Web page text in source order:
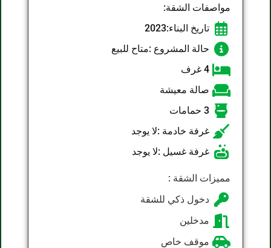
مواصفات الشقة:
تاريخ البناء:2023
حالة المشروع :متاح للبيع
4 غرف
صالة معيشة
3 حمامات
غرفة خادمة :لا يوجد
غرفة غسيل :لا يوجد
مميزات الشقة :
دخول ذكي للشقة
مدخلين
موقف خاص